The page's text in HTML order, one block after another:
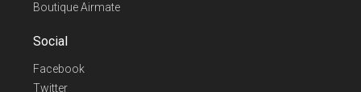
Boutique Airmate
Social
Facebook
Twitter